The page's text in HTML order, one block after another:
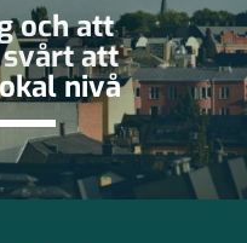
och att
att
nivå